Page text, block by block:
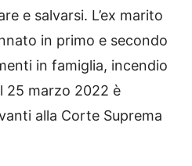
e salvarsi. L’ex marito
in primo e secondo
in famiglia, incendio
25 marzo 2022 è
alla Corte Suprema